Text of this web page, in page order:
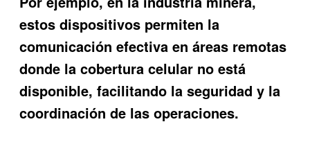
estos dispositivos permiten la
comunicación efectiva en áreas remotas
donde la cobertura celular no está
disponible, facilitando la seguridad y la
coordinación de las operaciones.